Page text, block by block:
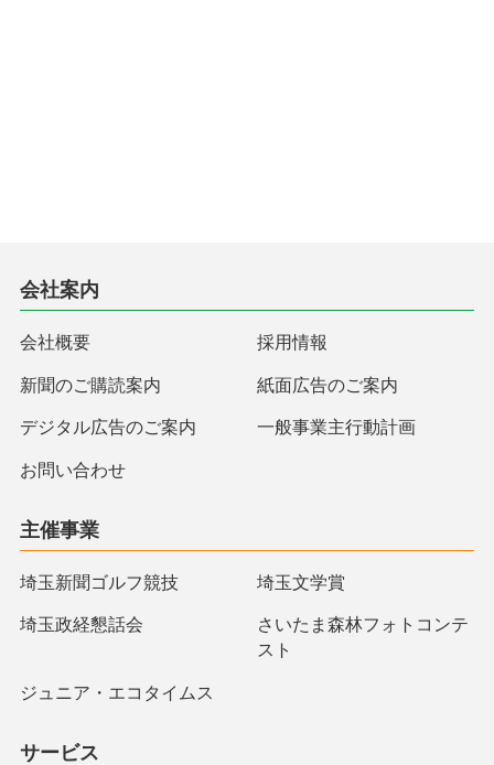
会社案内
会社概要 採用情報
新聞のご購読案内 紙面広告のご案内
デジタル広告のご案内 一般事業主行動計画
お問い合わせ
主催事業
埼玉新聞ゴルフ競技 埼玉文学賞
埼玉政経懇話会
さいたま森林フォトコンテ
スト
ジュニア・エコタイムス
サービス